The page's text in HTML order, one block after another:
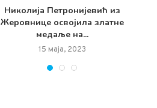
Николија Петронијевић из
Жеровнице освојила златне
медаље на...
15 маја, 2023